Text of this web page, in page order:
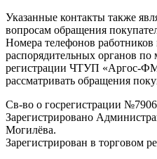
Указанные контакты также
вопросам обращения
Номера телефонов
распорядительных органов по
регистрации ЧТУП «Аргос-
рассматривать обращения
Св-во о госрегистрации
Зарегистрировано
Могилёва.
Зарегистрирован в торговом